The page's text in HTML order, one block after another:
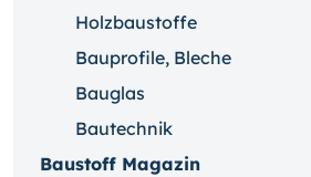
Holzbaustoffe
Bauprofile, Bleche
Bauglas
Bautechnik
Baustoff Magazin